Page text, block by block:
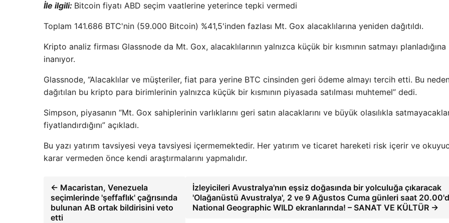
İle ilgili: Bitcoin fiyatı ABD seçim vaatlerine yeterince tepki vermedi
Toplam 141.686 BTC'nin (59.000 Bitcoin) %41,5'inden fazlası Mt. Gox alacaklılarına yeniden dağıtıldı.
Kripto analiz firması Glassnode da Mt. Gox, alacaklılarının yalnızca küçük bir kısmının satmayı planladığına
inanıyor.
Glassnode, “Alacaklılar ve müşteriler, fiat para yerine BTC cinsinden geri ödeme almayı tercih etti. Bu
dağıtılan bu kripto para birimlerinin yalnızca küçük bir kısmının piyasada satılması muhtemel” dedi.
Simpson, piyasanın “Mt. Gox sahiplerinin varlıklarını geri satın alacaklarını ve büyük olasılıkla
fiyatlandırdığını” açıkladı.
Bu yazı yatırım tavsiyesi veya tavsiyesi içermemektedir. Her yatırım ve ticaret hareketi risk içerir ve
karar vermeden önce kendi araştırmalarını yapmalıdır.
← Macaristan, Venezuela
seçimlerinde 'şeffaflık' çağrısında
bulunan AB ortak bildirisini veto
etti
İzleyicileri Avustralya'nın eşsiz doğasında bir yolculuğa çıkaracak
'Olağanüstü Avustralya', 2 ve 9 Ağustos Cuma günleri saat
National Geographic WILD ekranlarında! – SANAT VE KÜLTÜR →